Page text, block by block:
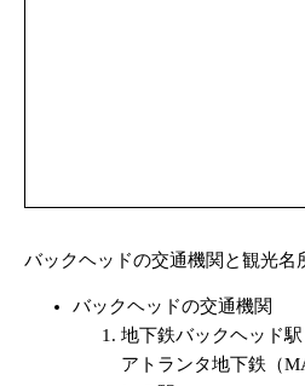
バックヘッドの交通機関と観光名
バックヘッドの交通機関
地下鉄バックヘッド駅
アトランタ地下鉄（